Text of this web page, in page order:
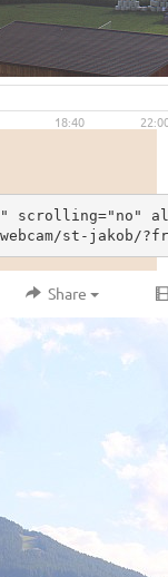
scrolling="no"